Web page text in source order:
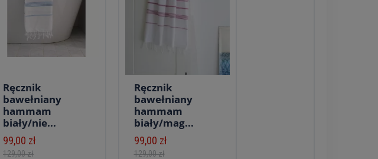
Ręcznik
bawełniany
hammam
biały/nie...
99,00 zł
129,00 zł
Ręcznik
bawełniany
hammam
biały/mag...
99,00 zł
129,00 zł